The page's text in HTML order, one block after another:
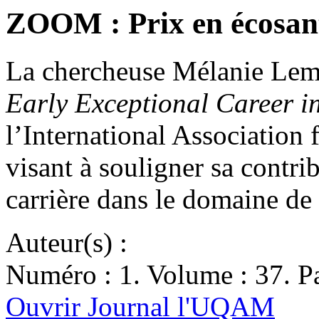
ZOOM : Prix en
La chercheuse Mélanie
Early Exceptional Career
l’International
visant à souligner sa
carrière dans le domaine
Auteur(s) :
Numéro : 1. Volume : 37.
Ouvrir Journal l'UQAM